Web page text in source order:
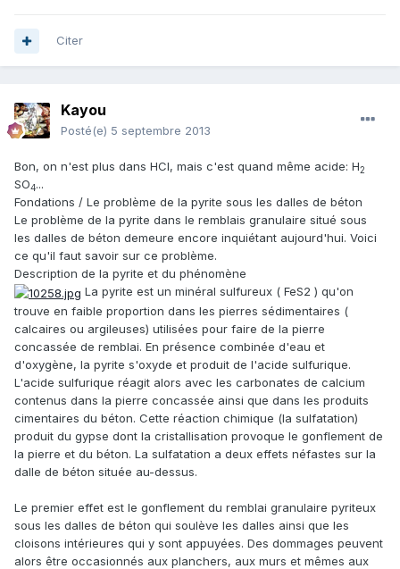
Citer
Kayou
Posté(e) 5 septembre 2013
Bon, on n'est plus dans HCl, mais c'est quand même acide: H2
SO4...
Fondations / Le problème de la pyrite sous les dalles de béton
Le problème de la pyrite dans le remblais granulaire situé sous
les dalles de béton demeure encore inquiétant aujourd'hui. Voici
ce qu'il faut savoir sur ce problème.
Description de la pyrite et du phénomène
La pyrite est un minéral sulfureux ( FeS2 ) qu'on
trouve en faible proportion dans les pierres sédimentaires (
calcaires ou argileuses) utilisées pour faire de la pierre
concassée de remblai. En présence combinée d'eau et
d'oxygène, la pyrite s'oxyde et produit de l'acide sulfurique.
L'acide sulfurique réagit alors avec les carbonates de calcium
contenus dans la pierre concassée ainsi que dans les produits
cimentaires du béton. Cette réaction chimique (la sulfatation)
produit du gypse dont la cristallisation provoque le gonflement de
la pierre et du béton. La sulfatation a deux effets néfastes sur la
dalle de béton située au-dessus.
Le premier effet est le gonflement du remblai granulaire pyriteux
sous les dalles de béton qui soulève les dalles ainsi que les
cloisons intérieures qui y sont appuyées. Des dommages peuvent
alors être occasionnés aux planchers, aux murs et mêmes aux